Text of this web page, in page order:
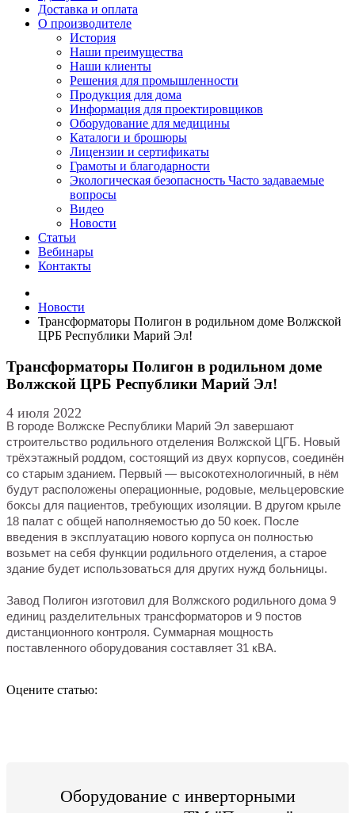
Доставка и оплата
О производителе
История
Наши преимущества
Наши клиенты
Решения для промышленности
Продукция для дома
Информация для проектировщиков
Оборудование для медицины
Каталоги и брошюры
Лицензии и сертификаты
Грамоты и благодарности
Экологическая безопасность Часто задаваемые
вопросы
Видео
Новости
Статьи
Вебинары
Контакты
Новости
Трансформаторы Полигон в родильном доме Волжской
ЦРБ Республики Марий Эл!
Трансформаторы Полигон в родильном доме
Волжской ЦРБ Республики Марий Эл!
4 июля 2022
В городе Волжске Республики Марий Эл завершают
строительство родильного отделения Волжской ЦГБ. Новый
трёхэтажный роддом, состоящий из двух корпусов, соединён
со старым зданием. Первый — высокотехнологичный, в нём
будут расположены операционные, родовые, мельцеровские
боксы для пациентов, требующих изоляции. В другом крыле
18 палат с общей наполняемостью до 50 коек. После
введения в эксплуатацию нового корпуса он полностью
возьмет на себя функции родильного отделения, а старое
здание будет использоваться для других нужд больницы.
Завод Полигон изготовил для Волжского родильного дома 9
единиц разделительных трансформаторов и 9 постов
дистанционного контроля. Суммарная мощность
поставленного оборудования составляет 31 кВА.
Оцените статью:
Оборудование с инверторными